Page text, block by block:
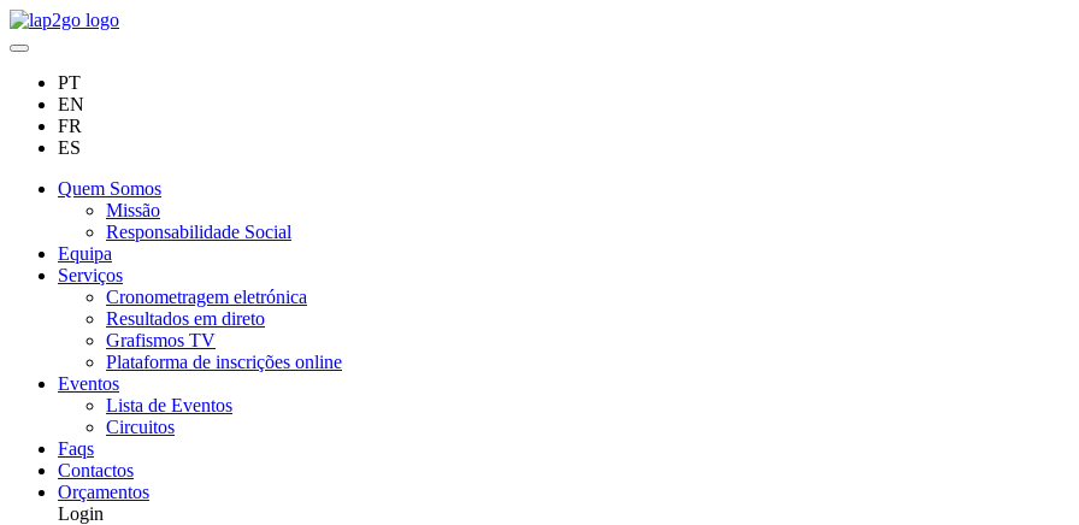
PT
EN
FR
ES
Quem Somos
Missão
Responsabilidade Social
Equipa
Serviços
Cronometragem eletrónica
Resultados em direto
Grafismos TV
Plataforma de inscrições online
Eventos
Lista de Eventos
Circuitos
Faqs
Contactos
Orçamentos
Login